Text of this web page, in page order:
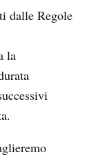
dalle Regole
la